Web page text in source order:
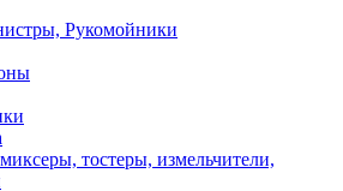
Рукомойники
тостеры, измельчители,